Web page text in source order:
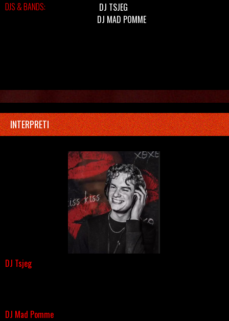
DJS & BANDS:
DJ TSJEG
DJ MAD POMME
INTERPRETI
DJ Tsjeg
DJ Mad Pomme